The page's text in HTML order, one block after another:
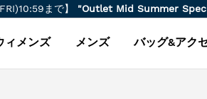
まで】 "Outlet Mid Summer
ィメンズ メンズ バッグ&アク